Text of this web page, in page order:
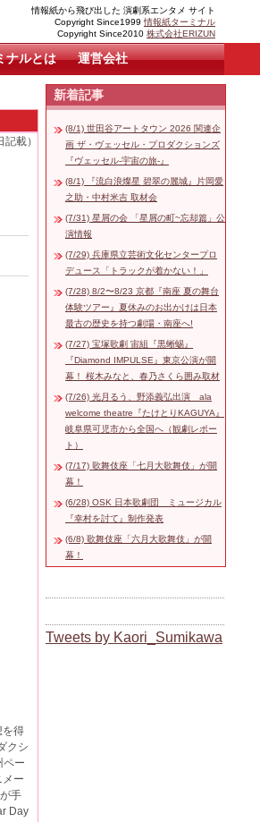
情報紙から飛び出した 演劇系エンタメ サイト
Copyright Since1999 情報紙ターミナル
Copyright Since2010 株式会社ERIZUN
ナルとは 運営会社
載）
を得
クシ
ペー
ー
手
Day
新着記事
(8/1) 世田谷アートタウン 2026 関連企
画 ザ・ヴェッセル・プロダクションズ
『ヴェッセル-宇宙の旅-』
(8/1) 『流白浪燦星 碧翠の麗城』片岡愛
之助・中村米吉 取材会
(7/31) 星屑の会 「星屑の町~忘却篇」公
演情報
(7/29) 兵庫県立芸術文化センタープロ
デュース「トラックが着かない！」
(7/28) 8/2〜8/23 京都『南座 夏の舞台
体験ツアー』夏休みのお出かけは日本
最古の歴史を持つ劇場・南座へ!
(7/27) 宝塚歌劇 宙組『黒蜥蜴』
『Diamond IMPULSE』東京公演が開
幕！ 桜木みなと、春乃さくら囲み取材
(7/26) 光月るう、野添義弘出演 ala
welcome theatre『たけとりKAGUYA』
岐阜県可児市から全国へ（観劇レポー
ト）
(7/17) 歌舞伎座「七月大歌舞伎」が開
幕！
(6/28) OSK 日本歌劇団 ミュージカル
『幸村を討て』制作発表
(6/8) 歌舞伎座「六月大歌舞伎」が開
幕！
Tweets by Kaori_Sumikawa